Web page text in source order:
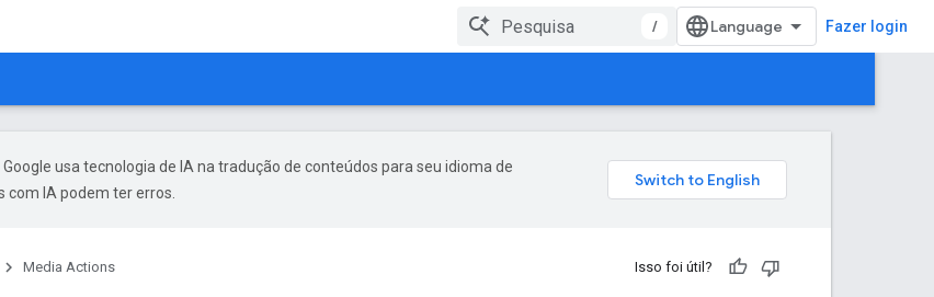
/ Fazer login
Google usa tecnologia de IA na tradução de conteúdos para seu idioma de
com IA podem ter erros.
Media Actions Isso foi útil?